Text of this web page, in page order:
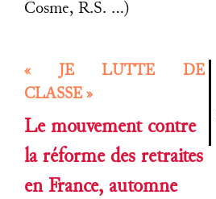
Cosme, R.S. ...)
« JE LUTTE DE
CLASSE »
Le mouvement contre
la réforme des retraites
en France, automne